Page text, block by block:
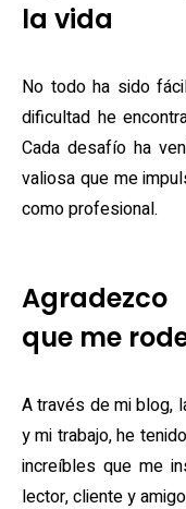
la vida
No todo ha sido
dificultad he
Cada desafío ha
valiosa que me
como profesional.
que me
A través de mi blog,
y mi trabajo, he
increíbles que me
lector, cliente y